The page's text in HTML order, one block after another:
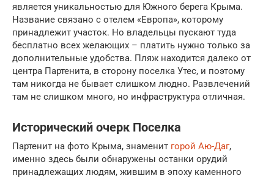
является уникальностью для Южного берега Крыма.
Название связано с отелем «Европа», которому
принадлежит участок. Но владельцы пускают туда
бесплатно всех желающих – платить нужно только за
дополнительные удобства. Пляж находится далеко от
центра Партенита, в сторону поселка Утес, и поэтому
там никогда не бывает слишком людно. Развлечений
там не слишком много, но инфраструктура отличная.
Исторический очерк Поселка
Партенит на фото Крыма, знаменит горой Аю-Даг,
именно здесь были обнаружены останки орудий
принадлежащих людям, жившим в эпоху каменного